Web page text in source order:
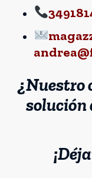
¿Nuestro
solución